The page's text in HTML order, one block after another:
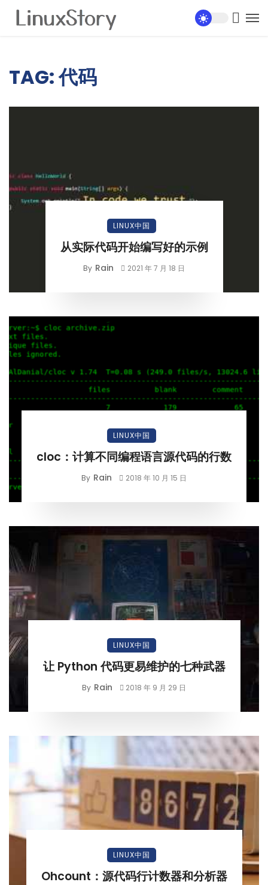
TAG: 代码
LINUX中国
从实际代码开始编写好的示例
By Rain 2021 年 7 月 18 日
LINUX中国
cloc：计算不同编程语言源代码的行数
By Rain 2018 年 10 月 15 日
LINUX中国
让 Python 代码更易维护的七种武器
By Rain 2018 年 9 月 29 日
LINUX中国
Ohcount：源代码行计数器和分析器